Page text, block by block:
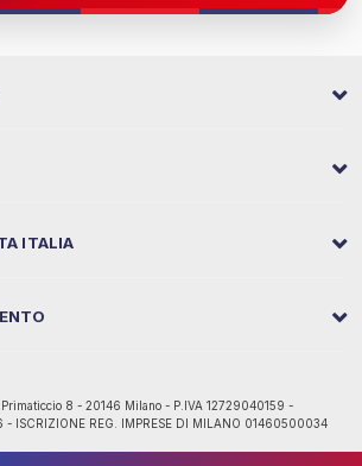
ITALIA
8 - 20146 Milano - P.IVA 12729040159 -
- ISCRIZIONE REG. IMPRESE DI MILANO 01460500034